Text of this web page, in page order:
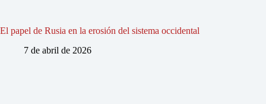
El papel de Rusia en la erosión del sistema occidental
7 de abril de 2026